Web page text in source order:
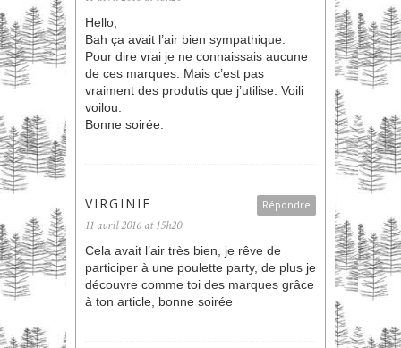
Hello,
Bah ça avait l’air bien sympathique.
Pour dire vrai je ne connaissais aucune
de ces marques. Mais c’est pas
vraiment des produtis que j’utilise. Voili
voilou.
Bonne soirée.
Répondre
VIRGINIE
11 avril 2016 at 15h20
Cela avait l’air très bien, je rêve de
participer à une poulette party, de plus je
découvre comme toi des marques grâce
à ton article, bonne soirée